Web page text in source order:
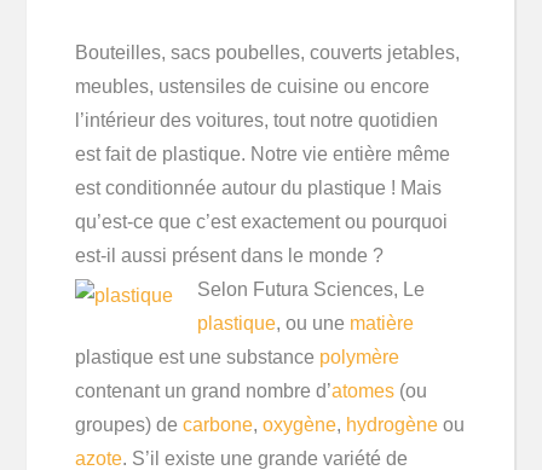
Bouteilles, sacs poubelles, couverts jetables,
meubles, ustensiles de cuisine ou encore
l’intérieur des voitures, tout notre quotidien
est fait de plastique. Notre vie entière même
est conditionnée autour du plastique ! Mais
qu’est-ce que c’est exactement ou pourquoi
est-il aussi présent dans le monde ?
Selon Futura Sciences, Le
plastique, ou une matière
plastique est une substance polymère
contenant un grand nombre d’atomes (ou
groupes) decarbone,oxygène, hydrogène ou
azote. S’il existe une grande variété de